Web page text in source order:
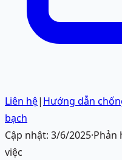
Liên hệ| Hướng dẫn
bạch
Cập nhật: 3/6/2025·Phản
việc